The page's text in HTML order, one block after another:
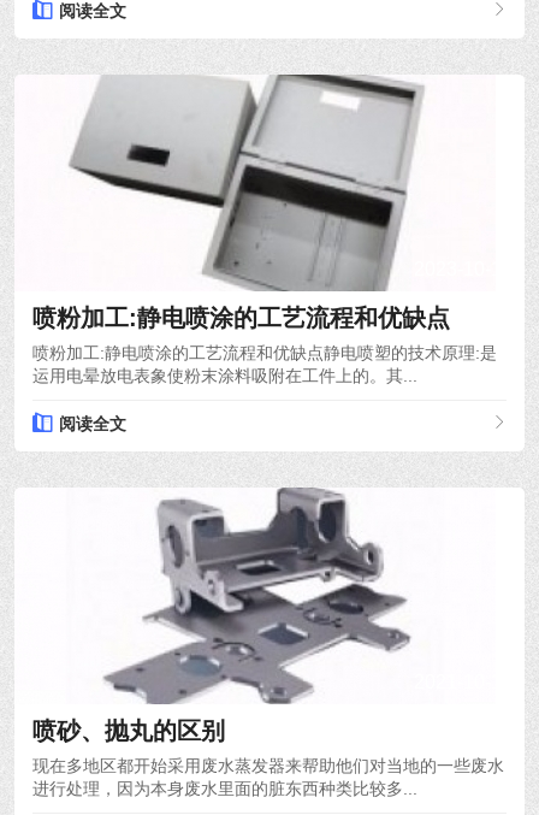
阅读全文
喷粉加工:静电喷涂的工艺流程和优缺点
喷粉加工:静电喷涂的工艺流程和优缺点静电喷塑的技术原理:是
运用电晕放电表象使粉末涂料吸附在工件上的。其...
阅读全文
喷砂、抛丸的区别
现在多地区都开始采用废水蒸发器来帮助他们对当地的一些废水
进行处理，因为本身废水里面的脏东西种类比较多...